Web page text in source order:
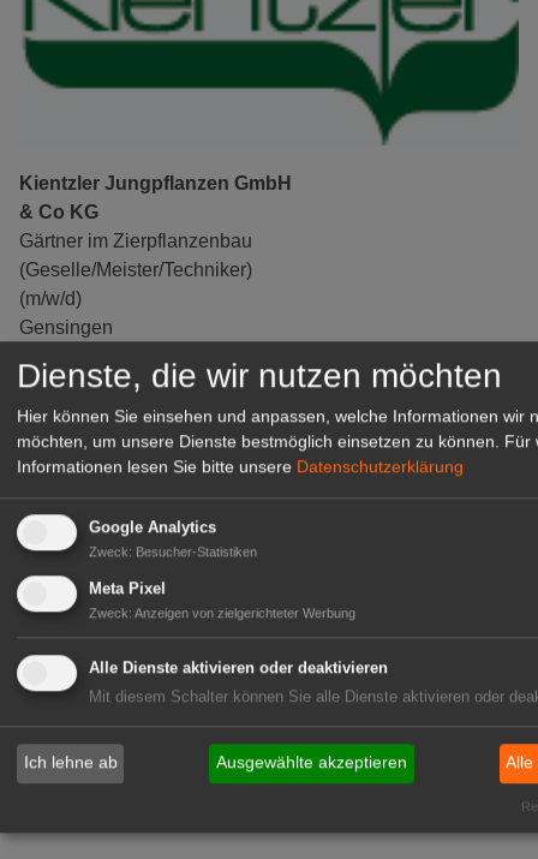
Kientzler Jungpflanzen GmbH
& Co KG
Gärtner im Zierpflanzenbau
(Geselle/Meister/Techniker)
(m/w/d)
Gensingen
zur Stellenanzeige
Gärtnerei Hanns
Mitarbeiter (m/w/d) für unsere
Logistikhalle
Herongen
Dienste, die wir nutzen möchten
Hier können Sie einsehen und anpassen, welche Informationen wir
möchten, um unsere Dienste bestmöglich einsetzen zu können. Für
Informationen lesen Sie bitte unsere Datenschutzerklärung
Google Analytics
Zweck: Besucher-Statistiken
Meta Pixel
Zweck: Anzeigen von zielgerichteter Werbung
Alle Dienste aktivieren oder deaktivieren
Mit diesem Schalter können Sie alle Dienste aktivieren oder
Ich lehne ab Ausgewählte akzeptieren Alle